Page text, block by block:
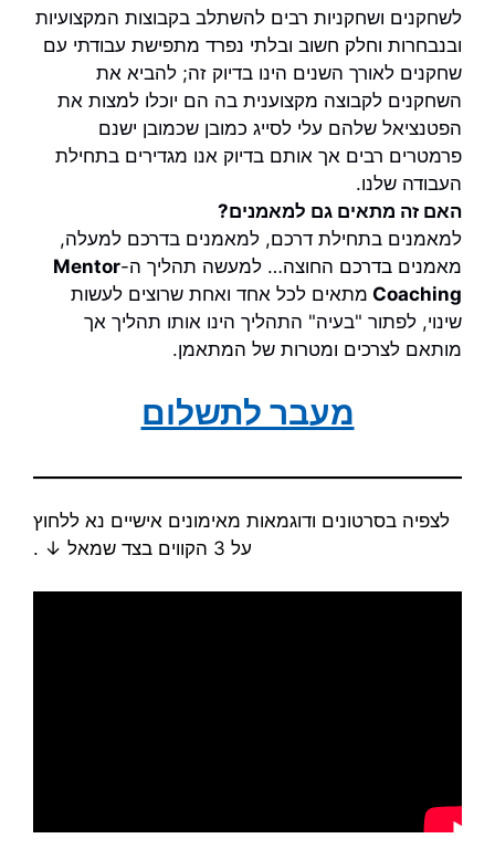
לשחקנים ושחקניות רבים להשתלב בקבוצות המקצועיות
ובנבחרות וחלק חשוב ובלתי נפרד מתפישת עבודתי עם
שחקנים לאורך השנים הינו בדיוק זה; להביא את
השחקנים לקבוצה מקצוענית בה הם יוכלו למצות את
הפטנציאל שלהם עלי לסייג כמובן שכמובן ישנם
פרמטרים רבים אך אותם בדיוק אנו מגדירים בתחילת
העבודה שלנו.
האם זה מתאים גם למאמנים?
למאמנים בתחילת דרכם, למאמנים בדרכם למעלה,
מאמנים בדרכם החוצה… למעשה תהליך ה-Mentor
Coaching מתאים לכל אחד ואחת שרוצים לעשות
שינוי, לפתור "בעיה" התהליך הינו אותו תהליך אך
מותאם לצרכים ומטרות של המתאמן.
מעבר לתשלום
לצפיה בסרטונים ודוגמאות מאימונים אישיים נא ללחוץ
על 3 הקווים בצד שמאל ↓ .